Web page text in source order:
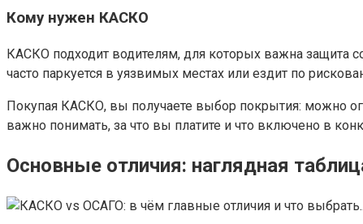
Кому нужен КАСКО
КАСКО подходит водителям, для которых важна защита
часто паркуется в уязвимых местах или ездит по
Покупая КАСКО, вы получаете выбор покрытия: можно
важно понимать, за что вы платите и что включено в
Основные отличия: наглядная